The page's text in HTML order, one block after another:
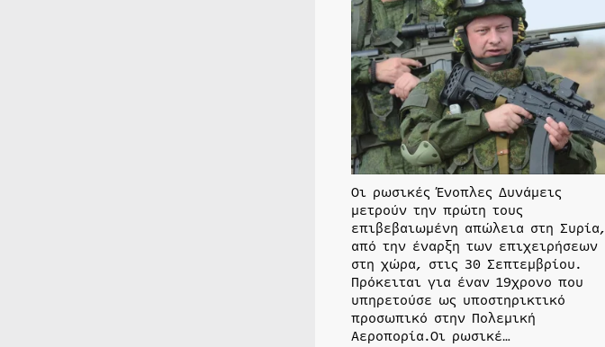
Οι ρωσικές Ένοπλες Δυνάμεις
μετρούν την πρώτη τους
επιβεβαιωμένη απώλεια στη Συρία,
από την έναρξη των επιχειρήσεων
στη χώρα, στις 30 Σεπτεμβρίου.
Πρόκειται για έναν 19χρονο που
υπηρετούσε ως υποστηρικτικό
προσωπικό στην Πολεμική
Αεροπορία.Οι ρωσικέ…